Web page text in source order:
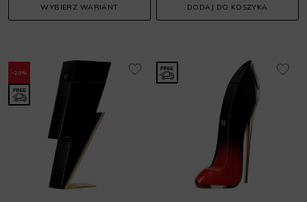
WYBIERZ WARIANT DODAJ DO KOSZYKA
-20%